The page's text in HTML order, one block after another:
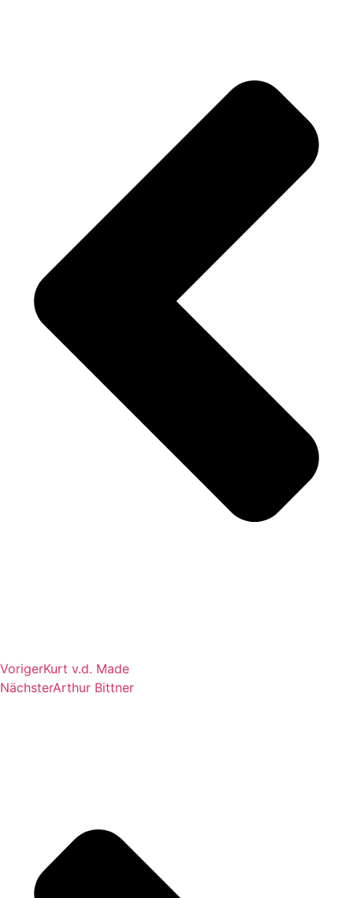
VorigerKurt v.d. Made
NächsterArthur Bittner